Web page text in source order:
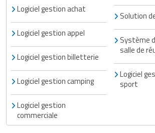
Logiciel gestion achat
Logiciel gestion appel
Logiciel gestion billetterie
Logiciel gestion camping
Logiciel gestion
commerciale
Solution
Système
salle de
​Logiciel
sport